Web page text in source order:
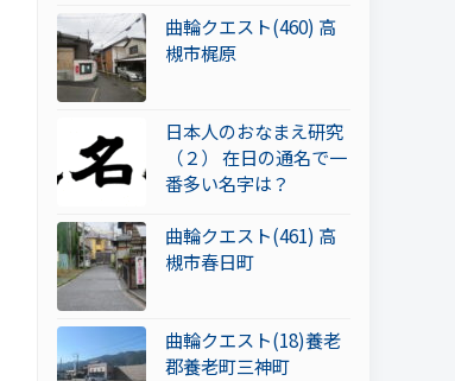
曲輪クエスト(460) 高
槻市梶原
日本人のおなまえ研究
（２） 在日の通名で一
番多い名字は？
曲輪クエスト(461) 高
槻市春日町
曲輪クエスト(18)養老
郡養老町三神町